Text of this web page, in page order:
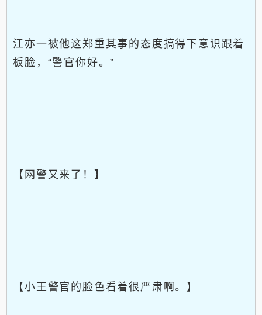
江亦一被他这郑重其事的态度搞得下意识跟着
板脸，“警官你好。”
【网警又来了！】
【小王警官的脸色看着很严肃啊。】